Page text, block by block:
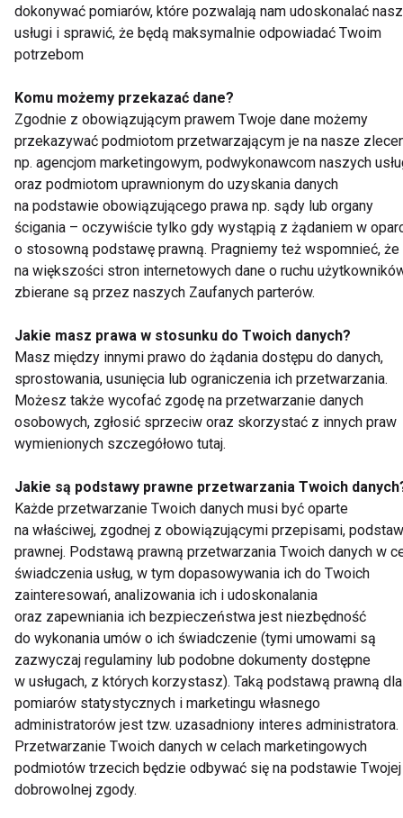
7. POSTĘPOWANIE REKLAMACYJNE
przeprowadzenia konkursu uczestnicy winni zgłaszać
piśmie w czasie trwania konkursu, jednakże nie
niż w terminie 31 dni od ostatecznego dnia wydania
nagród. O zachowaniu terminu do wniesienia
decyduje data stempla pocztowego.
2. Pisemna reklamacja powinna zawierać: imię,
dokładny adres uczestnika i ewentualnie numer
kontaktowego, a także dokładny opis i powód
wysłanego zgłoszenia, datę i godzinę wysłanego
zgłoszenia.
3. Reklamacja winna być zgłoszona na adres
Organizatora. Reklamacje będą rozpatrywane w
14 dni roboczych, od daty ich otrzymania przez
4. Organizator rozpatrywać będzie reklamacje na
podstawie regulaminu.
5. Uczestnik o decyzji Organizatora zostanie
powiadomiony listem poleconym, wysłanym na adres
wskazany w reklamacji w terminie 7 dni od dnia
rozpatrzenia reklamacji.
8. OGRANICZENIE ROSZCZEŃ
1. Organizator nie ponosi odpowiedzialności za
niemożność odbioru nagrody z przyczyn leżących po
stronie zwycięzców konkursu.
2. Organizator nie ponosi odpowiedzialności za błędnie
dokonywać pomiarów, które pozwalają nam udoskonalać
usługi i sprawić, że będą maksymalnie odpowiadać Twoim
potrzebom
Komu możemy przekazać dane?
Zgodnie z obowiązującym prawem Twoje dane możemy
przekazywać podmiotom przetwarzającym je na nasze
np. agencjom marketingowym, podwykonawcom naszych
oraz podmiotom uprawnionym do uzyskania danych
na podstawie obowiązującego prawa np. sądy lub organy
ścigania – oczywiście tylko gdy wystąpią z żądaniem w
o stosowną podstawę prawną. Pragniemy też wspomnieć, że
na większości stron internetowych dane o ruchu
zbierane są przez naszych Zaufanych parterów.
Jakie masz prawa w stosunku do Twoich danych?
Masz między innymi prawo do żądania dostępu do danych,
sprostowania, usunięcia lub ograniczenia ich przetwarzania.
Możesz także wycofać zgodę na przetwarzanie danych
osobowych, zgłosić sprzeciw oraz skorzystać z innych praw
wymienionych szczegółowo tutaj.
Jakie są podstawy prawne przetwarzania Twoich
Każde przetwarzanie Twoich danych musi być oparte
na właściwej, zgodnej z obowiązującymi przepisami,
prawnej. Podstawą prawną przetwarzania Twoich danych w
świadczenia usług, w tym dopasowywania ich do Twoich
zainteresowań, analizowania ich i udoskonalania
oraz zapewniania ich bezpieczeństwa jest niezbędność
do wykonania umów o ich świadczenie (tymi umowami są
zazwyczaj regulaminy lub podobne dokumenty dostępne
w usługach, z których korzystasz). Taką podstawą prawną dla
pomiarów statystycznych i marketingu własnego
administratorów jest tzw. uzasadniony interes administratora.
Przetwarzanie Twoich danych w celach marketingowych
podmiotów trzecich będzie odbywać się na podstawie Twojej
dobrowolnej zgody.